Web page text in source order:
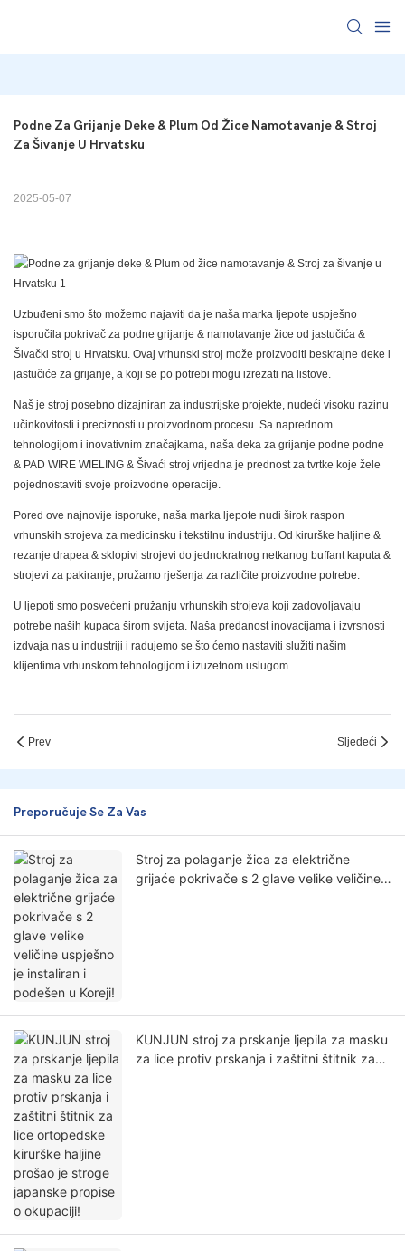
Podne Za Grijanje Deke & Plum Od Žice Namotavanje & Stroj
Za Šivanje U Hrvatsku
2025-05-07
Uzbuđeni smo što možemo najaviti da je naša marka ljepote uspješno
isporučila pokrivač za podne grijanje & namotavanje žice od jastučića &
Šivački stroj u Hrvatsku. Ovaj vrhunski stroj može proizvoditi beskrajne deke i
jastučiće za grijanje, a koji se po potrebi mogu izrezati na listove.
Naš je stroj posebno dizajniran za industrijske projekte, nudeći visoku razinu
učinkovitosti i preciznosti u proizvodnom procesu. Sa naprednom
tehnologijom i inovativnim značajkama, naša deka za grijanje podne podne
& PAD WIRE WIELING & Šivaći stroj vrijedna je prednost za tvrtke koje žele
pojednostaviti svoje proizvodne operacije.
Pored ove najnovije isporuke, naša marka ljepote nudi širok raspon
vrhunskih strojeva za medicinsku i tekstilnu industriju. Od kirurške haljine &
rezanje drapea & sklopivi strojevi do jednokratnog netkanog buffant kaputa &
strojevi za pakiranje, pružamo rješenja za različite proizvodne potrebe.
U ljepoti smo posvećeni pružanju vrhunskih strojeva koji zadovoljavaju
potrebe naših kupaca širom svijeta. Naša predanost inovacijama i izvrsnosti
izdvaja nas u industriji i radujemo se što ćemo nastaviti služiti našim
klijentima vrhunskom tehnologijom i izuzetnom uslugom.
Prev Sljedeći
Preporučuje Se Za Vas
Stroj za polaganje žica za električne
grijaće pokrivače s 2 glave velike veličine
KUNJUN stroj za prskanje ljepila za masku
za lice protiv prskanja i zaštitni štitnik za